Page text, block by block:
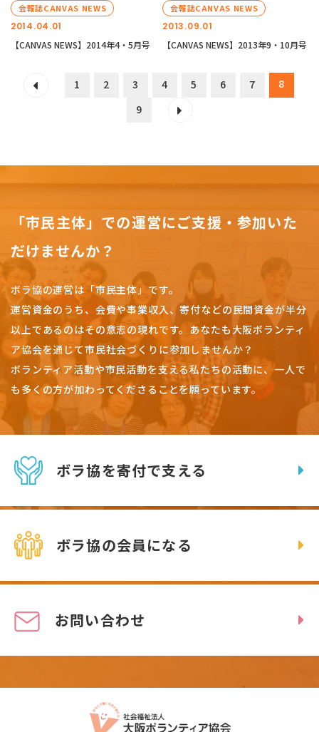
2014.04.01
会報誌CANVAS NEWS
【CANVAS NEWS】2014年4・5月号
2013.09.01
会報誌CANVAS NEWS
【CANVAS NEWS】2013年9・10月号
1 2 3 4 5 6 7
8
9
「市民主体」での運営にご支援・参加いた
だけませんか？
ボラ協の運営は「市民主体」です。
運営資金のうち、会費や事業収入、寄付などの民間資金が半分
以上であるのはその意志の現れです。 あなたも大阪ボランティ
ア協会を通じて市民社会づくりに参加しませんか？
ボランティア活動や市民活動を支える私たちの活動に、一人で
も多くの方が加わってくださることを願っています。
ボラ協を寄付で支える
ボラ協の会員になる
お問い合わせ